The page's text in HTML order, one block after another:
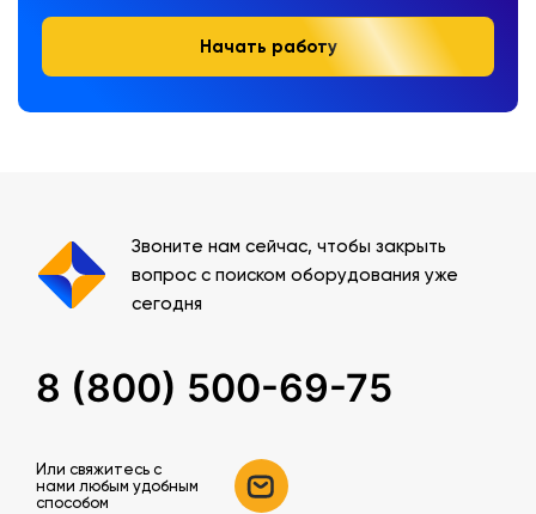
Начать работу
Звоните нам сейчас, чтобы закрыть
вопрос с поиском оборудования уже
сегодня
8 (800) 500-69-75
Или свяжитесь c
нами любым удобным
способом